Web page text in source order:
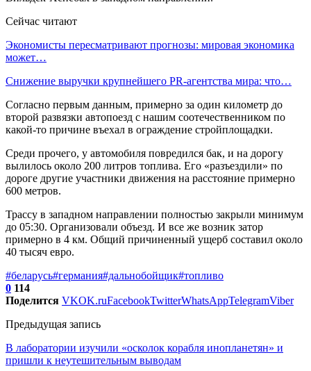
Сейчас читают
Экономисты пересматривают прогнозы: мировая экономика
может…
Снижение выручки крупнейшего PR-агентства мира: что…
Согласно первым данным, примерно за один километр до
второй развязки автопоезд с нашим соотечественником по
какой-то причине въехал в ограждение стройплощадки.
Среди прочего, у автомобиля повредился бак, и на дорогу
вылилось около 200 литров топлива. Его «разъездили» по
дороге другие участники движения на расстояние примерно
600 метров.
Трассу в западном направлении полностью закрыли минимум
до 05:30. Организовали объезд. И все же возник затор
примерно в 4 км. Общий причиненный ущерб составил около
40 тысяч евро.
#беларусь#германия#дальнобойщик#топливо
0 114
Поделится VKOK.ruFacebookTwitterWhatsAppTelegramViber
Предыдущая запись
В лаборатории изучили «осколок корабля инопланетян» и
пришли к неутешительным выводам